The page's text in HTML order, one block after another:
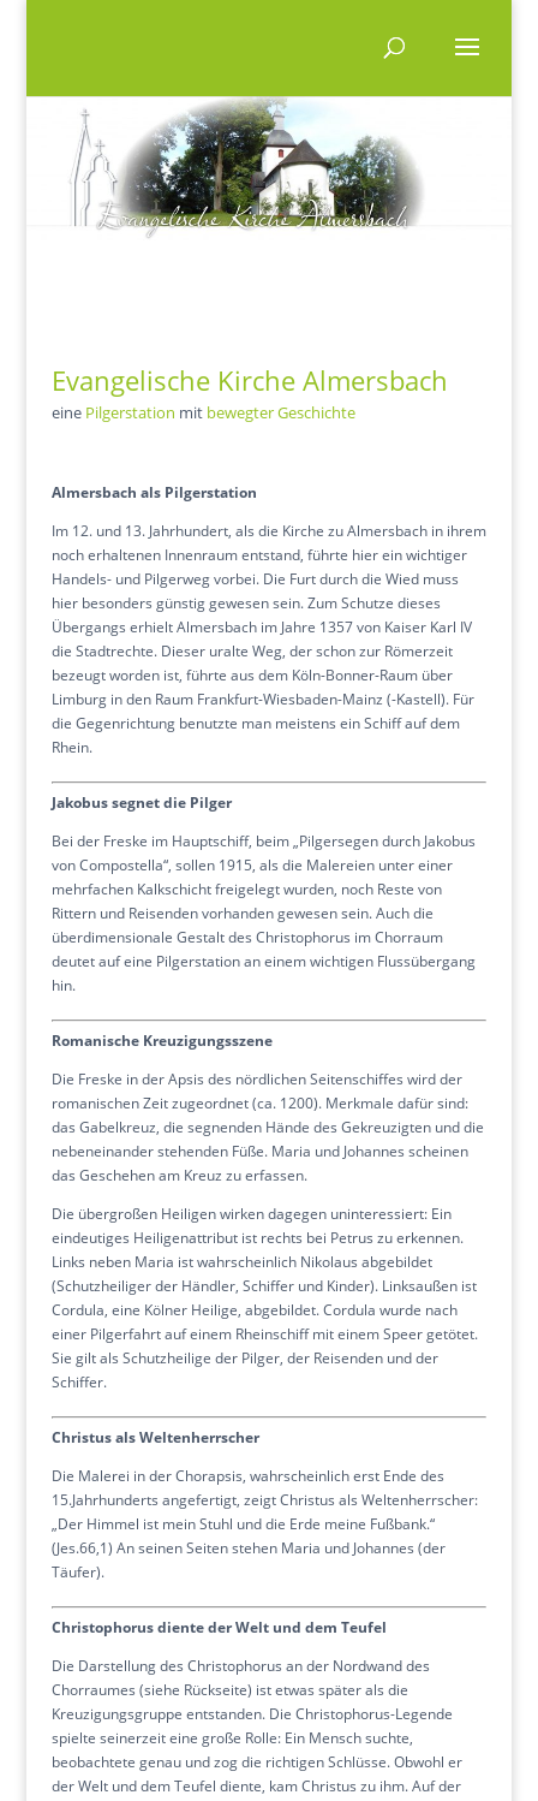
Evangelische Kirche Almersbach
eine Pilgerstation mit bewegter Geschichte
Almersbach als Pilgerstation
Im 12. und 13. Jahrhundert, als die Kirche zu Almersbach in ihrem
noch erhaltenen Innenraum entstand, führte hier ein wichtiger
Handels- und Pilgerweg vorbei. Die Furt durch die Wied muss
hier besonders günstig gewesen sein. Zum Schutze dieses
Übergangs erhielt Almersbach im Jahre 1357 von Kaiser Karl IV
die Stadtrechte. Dieser uralte Weg, der schon zur Römerzeit
bezeugt worden ist, führte aus dem Köln-Bonner-Raum über
Limburg in den Raum Frankfurt-Wiesbaden-Mainz (-Kastell). Für
die Gegenrichtung benutzte man meistens ein Schiff auf dem
Rhein.
Jakobus segnet die Pilger
Bei der Freske im Hauptschiff, beim „Pilgersegen durch Jakobus
von Compostella“, sollen 1915, als die Malereien unter einer
mehrfachen Kalkschicht freigelegt wurden, noch Reste von
Rittern und Reisenden vorhanden gewesen sein. Auch die
überdimensionale Gestalt des Christophorus im Chorraum
deutet auf eine Pilgerstation an einem wichtigen Flussübergang
hin.
Romanische Kreuzigungsszene
Die Freske in der Apsis des nördlichen Seitenschiffes wird der
romanischen Zeit zugeordnet (ca. 1200). Merkmale dafür sind:
das Gabelkreuz, die segnenden Hände des Gekreuzigten und die
nebeneinander stehenden Füße. Maria und Johannes scheinen
das Geschehen am Kreuz zu erfassen.
Die übergroßen Heiligen wirken dagegen uninteressiert: Ein
eindeutiges Heiligenattribut ist rechts bei Petrus zu erkennen.
Links neben Maria ist wahrscheinlich Nikolaus abgebildet
(Schutzheiliger der Händler, Schiffer und Kinder). Linksaußen ist
Cordula, eine Kölner Heilige, abgebildet. Cordula wurde nach
einer Pilgerfahrt auf einem Rheinschiff mit einem Speer getötet.
Sie gilt als Schutzheilige der Pilger, der Reisenden und der
Schiffer.
Christus als Weltenherrscher
Die Malerei in der Chorapsis, wahrscheinlich erst Ende des
15.Jahrhunderts angefertigt, zeigt Christus als Weltenherrscher:
„Der Himmel ist mein Stuhl und die Erde meine Fußbank.“
(Jes.66,1) An seinen Seiten stehen Maria und Johannes (der
Täufer).
Christophorus diente der Welt und dem Teufel
Die Darstellung des Christophorus an der Nordwand des
Chorraumes (siehe Rückseite) ist etwas später als die
Kreuzigungsgruppe entstanden. Die Christophorus-Legende
spielte seinerzeit eine große Rolle: Ein Mensch suchte,
beobachtete genau und zog die richtigen Schlüsse. Obwohl er
der Welt und dem Teufel diente, kam Christus zu ihm. Auf der